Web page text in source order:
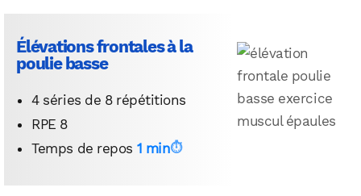
Élévations frontales à la
poulie basse
4 séries de 8 répétitions
RPE 8
Temps de repos 1 min